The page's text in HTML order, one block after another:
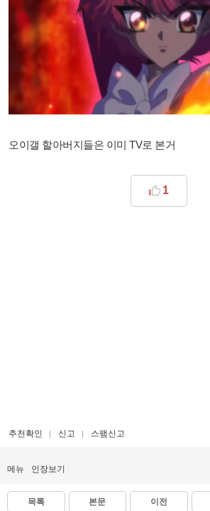
오이갤 할아버지들은 이미 TV로 본거
1
추천확인 신고 스팸신고
메뉴 인장보기
목록 본문 이전